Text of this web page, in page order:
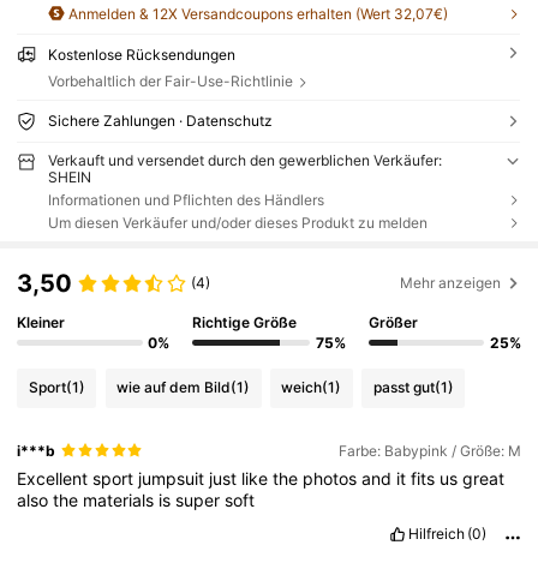
Anmelden & 12X Versandcoupons erhalten (Wert 32,07€)
Kostenlose Rücksendungen
Vorbehaltlich der Fair-Use-Richtlinie
Sichere Zahlungen · Datenschutz
Verkauft und versendet durch den gewerblichen Verkäufer:
SHEIN
Informationen und Pflichten des Händlers
Um diesen Verkäufer und/oder dieses Produkt zu melden
3,50 (4) Mehr anzeigen
Kleiner
0%
Richtige Größe
75%
Größer
25%
Sport(1) wie auf dem Bild(1) weich(1) passt gut(1)
i***b Farbe: Babypink / Größe: M
Excellentsport jumpsuit just likethe photosand itfits usgreat
alsothe materials issupersoft
Hilfreich (0)